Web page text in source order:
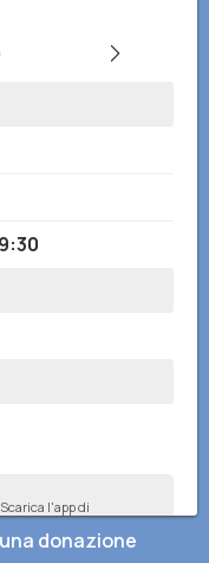
l'app di
donazione